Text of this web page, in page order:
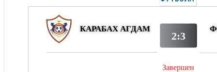
КАРАБАХ АГДАМ
2:3
Завершен